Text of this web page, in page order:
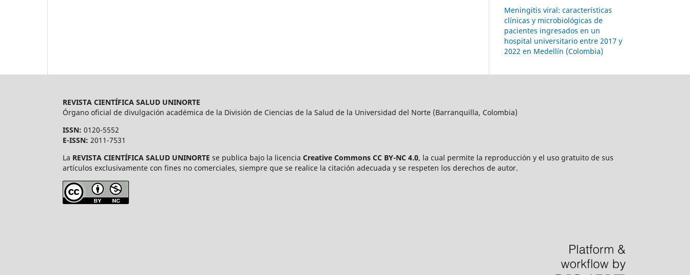
Meningitis viral: características
clínicas y microbiológicas de
pacientes ingresados en un
hospital universitario entre 2017 y
2022 en Medellín (Colombia)
REVISTA CIENTÍFICA SALUD UNINORTE
Órgano oficial de divulgación académica de la División de Ciencias de la Salud de la Universidad del Norte (Barranquilla, Colombia)
ISSN: 0120-5552
E-ISSN: 2011-7531
La REVISTA CIENTÍFICA SALUD UNINORTE se publica bajo la licencia Creative Commons CC BY-NC 4.0, la cual permite la reproducción y el uso gratuito de sus
artículos exclusivamente con fines no comerciales, siempre que se realice la citación adecuada y se respeten los derechos de autor.